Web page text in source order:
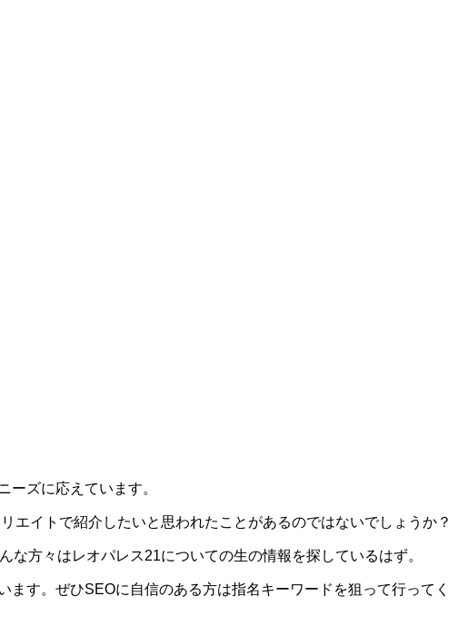
ズに応えています。
エイトで紹介したいと思われたことがあるのではないでしょうか？
方々はレオパレス21についての生の情報を探しているはず。
す。ぜひSEOに自信のある方は指名キーワードを狙って行ってく